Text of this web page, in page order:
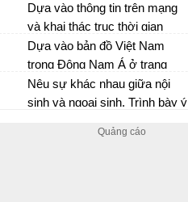
Dựa vào thông tin trên mạng
và khai thác trục thời gian
(tr.29), hãy nêu quá trình thành
lập nhà nước của người Ai
Cập và Lưỡng Hà
Dựa vào bản đồ Việt Nam
trong Đông Nam Á ở trang
101, em hãy xác định hướng
đi từ Hà Nội đến các địa điểm:
Nêu sự khác nhau giữa nội
sinh và ngoại sinh. Trình bày ý
sinh trong hiện tượng tạo núi.